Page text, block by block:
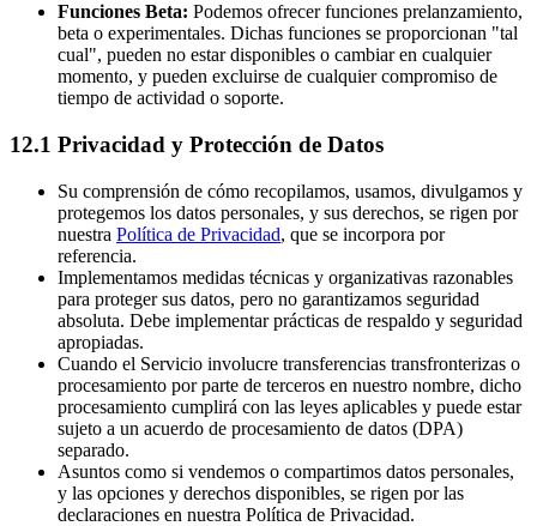
Funciones Beta: Podemos ofrecer funciones prelanzamiento,
beta o experimentales. Dichas funciones se proporcionan "tal
cual", pueden no estar disponibles o cambiar en cualquier
momento, y pueden excluirse de cualquier compromiso de
tiempo de actividad o soporte.
12.1 Privacidad y Protección de Datos
Su comprensión de cómo recopilamos, usamos, divulgamos y
protegemos los datos personales, y sus derechos, se rigen por
nuestra Política de Privacidad, que se incorpora por
referencia.
Implementamos medidas técnicas y organizativas razonables
para proteger sus datos, pero no garantizamos seguridad
absoluta. Debe implementar prácticas de respaldo y seguridad
apropiadas.
Cuando el Servicio involucre transferencias transfronterizas o
procesamiento por parte de terceros en nuestro nombre, dicho
procesamiento cumplirá con las leyes aplicables y puede estar
sujeto a un acuerdo de procesamiento de datos (DPA)
separado.
Asuntos como si vendemos o compartimos datos personales,
y las opciones y derechos disponibles, se rigen por las
declaraciones en nuestra Política de Privacidad.